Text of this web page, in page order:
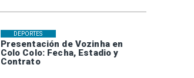
Presentación de Vozinha en
Colo Colo: Fecha, Estadio y
Contrato
DEPORTES